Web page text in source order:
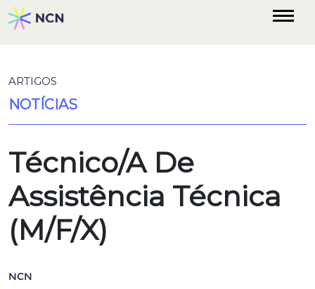
ARTIGOS
NOTÍCIAS
Técnico/A De
Assistência Técnica
(M/F/X)
NCN